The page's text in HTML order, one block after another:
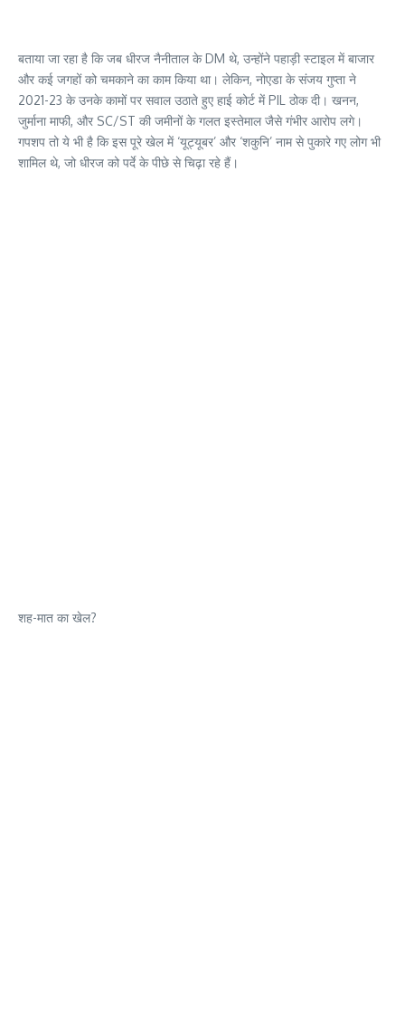
बताया जा रहा है कि जब धीरज नैनीताल के DM थे, उन्होंने पहाड़ी स्टाइल में बाजार
और कई जगहों को चमकाने का काम किया था। लेकिन, नोएडा के संजय गुप्ता ने
2021-23 के उनके कामों पर सवाल उठाते हुए हाई कोर्ट में PIL ठोक दी। खनन,
जुर्माना माफी, और SC/ST की जमीनों के गलत इस्तेमाल जैसे गंभीर आरोप लगे।
गपशप तो ये भी है कि इस पूरे खेल में ‘यूट्यूबर’ और ‘शकुनि’ नाम से पुकारे गए लोग भी
शामिल थे, जो धीरज को पर्दे के पीछे से चिढ़ा रहे हैं।
शह-मात का खेल?